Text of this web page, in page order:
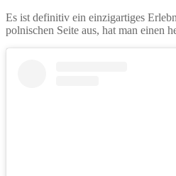
Es ist definitiv ein einzigartiges
polnischen Seite aus, hat man einen